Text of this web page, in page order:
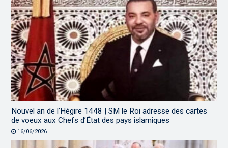
Nouvel an de l’Hégire 1448 | SM le Roi adresse des cartes
de voeux aux Chefs d’État des pays islamiques
16/06/2026